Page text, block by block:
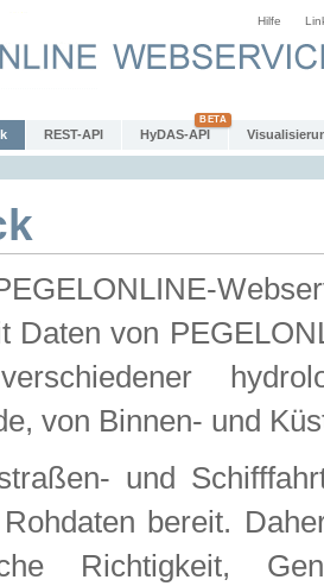
Hilfe
REST-API HyDAS-API
Daten von
von Binnen- und
und
bereit.
Richtigkeit,